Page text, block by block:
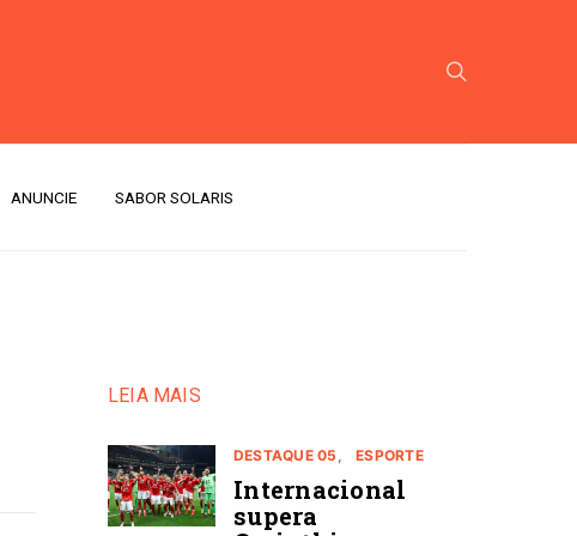
ANUNCIE SABOR SOLARIS
LEIA MAIS
DESTAQUE 05 ESPORTE
Internacional
supera